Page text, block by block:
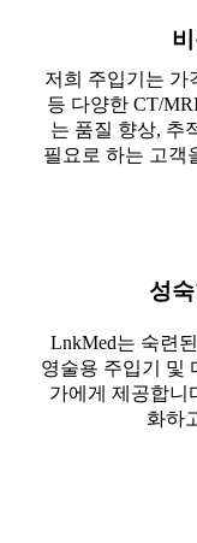
저희 주입기는 가
등 다양한 CT/
는 품질 향상, 추
필요로 하는 고객
성
LnkMed는 숙련
영술용 주입기 및
가에게 제공합니
화하